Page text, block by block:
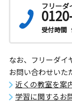
フリーダ
受付時間
なお、フリーダイ
お問い合わせいた
近くの教室を案
学習に関するお